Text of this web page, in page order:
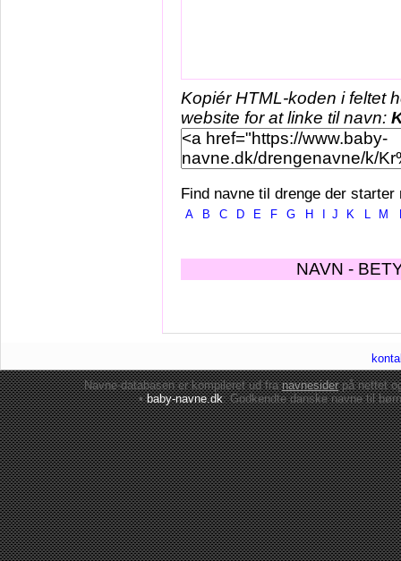
Kopiér HTML-koden i feltet
website for at linke til navn:
Find navne til drenge der starter
A B C D E F G H J K L M
NAVN -
Navne-databasen er kompileret ud franavnesiderpå nettet
•baby-navne.dk: Godkendte danskenavne til børn